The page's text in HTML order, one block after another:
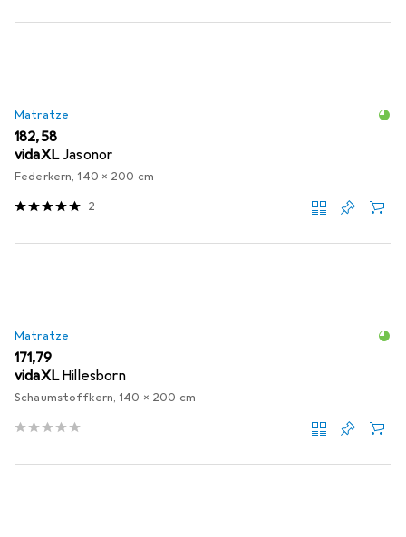
Matratze
EUR
182,58
vidaXL Jasonor
Federkern, 140 x 200 cm
2
Matratze
EUR
171,79
vidaXL Hillesborn
Schaumstoffkern, 140 x 200 cm